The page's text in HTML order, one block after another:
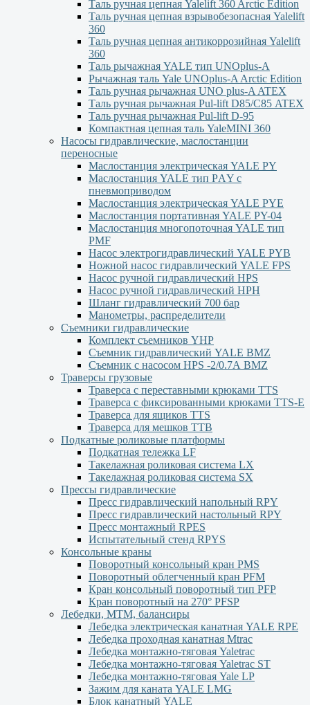
Таль ручная цепная Yalelift 360 Arctic Edition
Таль ручная цепная взрывобезопасная Yalelift
360
Таль ручная цепная антикоррозийная Yalelift
360
Таль рычажная YALE тип UNOplus-A
Рычажная таль Yale UNOplus-A Arctic Edition
Таль ручная рычажная UNO plus-A ATEX
Таль ручная рычажная Pul-lift D85/С85 ATEX
Таль ручная рычажная Pul-lift D-95
Компактная цепная таль YaleMINI 360
Насосы гидравлические, маслостанции
переносные
Маслостанция электрическая YALE PY
Маслостанция YALE тип PАY с
пневмоприводом
Маслостанция электрическая YALE PYЕ
Маслостанция портативная YALE PY-04
Маслостанция многопоточная YALE тип
PMF
Насос электрогидравлический YALE PYB
Ножной насос гидравлический YALE FPS
Насос ручной гидравлический HPS
Насос ручной гидравлический HPН
Шланг гидравлический 700 бар
Манометры, распределители
Съемники гидравлические
Комплект съемников YHP
Съемник гидравлический YALE BMZ
Съемник с насосом HPS -2/0.7А BMZ
Траверсы грузовые
Траверса с переставными крюками TTS
Траверса с фиксированными крюками TTS-Е
Траверса для ящиков ТТS
Траверса для мешков ТТВ
Подкатные роликовые платформы
Подкатная тележка LF
Такелажная роликовая система LX
Такелажная роликовая система SX
Прессы гидравлические
Пресс гидравлический напольный RPY
Пресс гидравлический настольный RPY
Пресс монтажный RPES
Испытательный стенд RPYS
Консольные краны
Поворотный консольный кран PMS
Поворотный облегченный кран PFM
Кран консольный поворотный тип PFP
Кран поворотный на 270° PFSP
Лебедки, МТМ, балансиры
Лебедка электрическая канатная YALE RPE
Лебедка проходная канатная Mtrac
Лебедка монтажно-тяговая Yaletrac
Лебедка монтажно-тяговая Yaletrac ST
Лебедка монтажно-тяговая Yale LP
Зажим для каната YALE LMG
Блок канатный YALE